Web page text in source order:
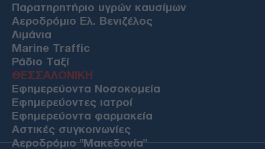
Παρατηρητήριο υγρών καυσίμων
Αεροδρόμιο Ελ. Βενιζέλος
Λιμάνια
Marine Traffic
Ράδιο Ταξί
ΘΕΣΣΑΛΟΝΙΚΗ
Εφημερεύοντα Νοσοκομεία
Εφημερεύοντες ιατροί
Εφημερεύοντα φαρμακεία
Αστικές συγκοινωνίες
Αεροδρόμιο "Μακεδονία"